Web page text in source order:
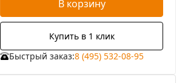
В корзину
Купить в 1 клик
Быстрый заказ:8 (495) 532-08-95